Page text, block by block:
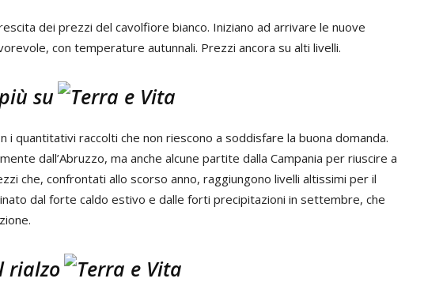
dei prezzi del cavolfiore bianco. Iniziano ad arrivare le nuove
con temperature autunnali. Prezzi ancora su alti livelli.
su
i quantitativi raccolti che non riescono a soddisfare la buona domanda.
dall’Abruzzo, ma anche alcune partite dalla Campania per riuscire a
che, confrontati allo scorso anno, raggiungono livelli altissimi per il
dal forte caldo estivo e dalle forti precipitazioni in settembre, che
rialzo